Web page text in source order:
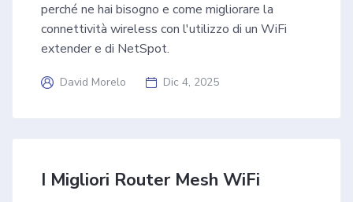
perché ne hai bisogno e come migliorare la
connettività wireless con l'utilizzo di un WiFi
extender e di NetSpot.
David Morelo Dic 4, 2025
I Migliori Router Mesh WiFi